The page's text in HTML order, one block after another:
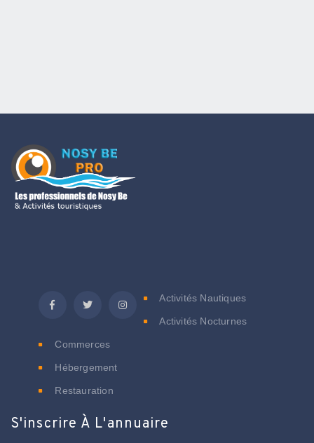
Activités Nautiques
Activités Nocturnes
Commerces
Hébergement
Restauration
S'inscrire À L'annuaire